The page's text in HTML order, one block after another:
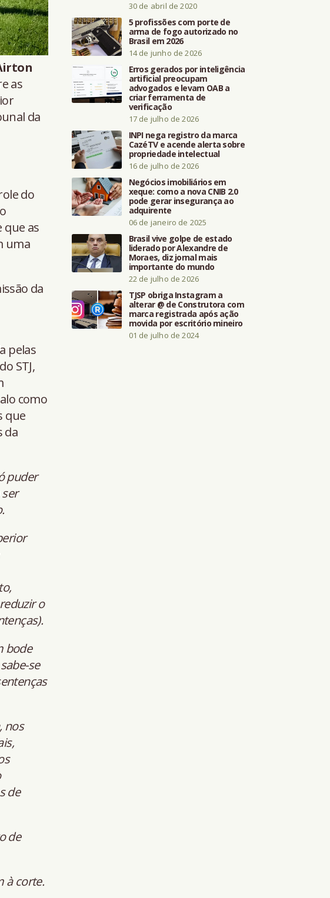
as
da
do
que as
uma
da
pelas
STJ,
como
que
da
puder
o
bode
se
nos
de
de
à corte.
30 de abril de 2020
5 profissões com porte de
arma de fogo autorizado no
Brasil em 2026
14 de junho de 2026
Erros gerados por inteligência
artificial preocupam
advogados e levam OAB a
criar ferramenta de
verificação
17 de julho de 2026
INPI nega registro da marca
CazéTV e acende alerta sobre
propriedade intelectual
16 de julho de 2026
Negócios imobiliários em
xeque: como a nova CNIB 2.0
pode gerar insegurança ao
adquirente
06 de janeiro de 2025
Brasil vive golpe de estado
liderado por Alexandre de
Moraes, diz jornal mais
importante do mundo
22 de julho de 2026
TJSP obriga Instagram a
alterar @ de Construtora com
marca registrada após ação
movida por escritório mineiro
01 de julho de 2024